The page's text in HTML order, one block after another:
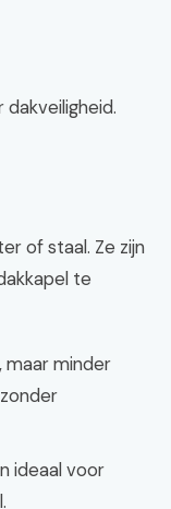
of staal. Ze zijn
te
maar minder
ideaal voor